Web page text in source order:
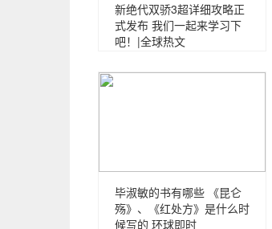
新绝代双骄3超详细攻略正
式发布 我们一起来学习下
吧！|全球热文
毕淑敏的书有哪些 《昆仑
殇》、《红处方》是什么时
候写的 环球即时